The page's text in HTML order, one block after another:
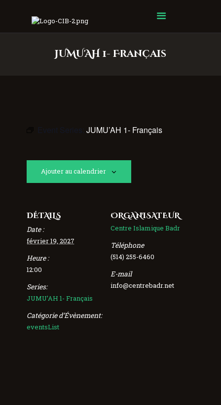
JUMU'AH 1- Français
Centre Islamique Badr
Event Series: JUMU’AH 1- Français
Ajouter au calendrier
DÉTAILS
Date :
février 19, 2027
Heure :
12:00
Series:
JUMU’AH 1- Français
Catégorie d’Évènement:
eventsList
ORGANISATEUR
Centre Islamique Badr
Téléphone
(514) 255-6460
E-mail
info@centrebadr.net